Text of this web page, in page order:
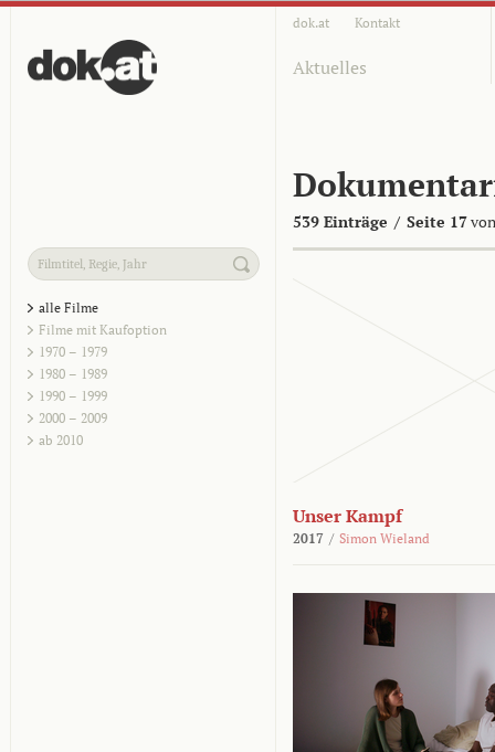
dok.at Kontakt
Aktuelles
539 Einträge / Seite 17
alle Filme
Filme mit Kaufoption
1970 – 1979
1980 – 1989
1990 – 1999
2000 – 2009
ab 2010
Unser Kampf
2017 / Simon Wieland